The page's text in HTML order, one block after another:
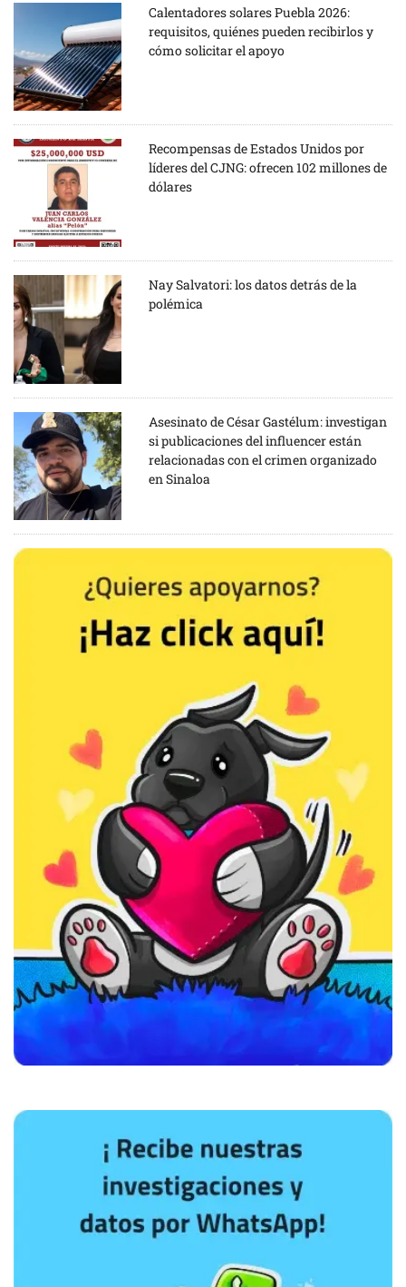
Calentadores solares Puebla 2026:
requisitos, quiénes pueden recibirlos y
cómo solicitar el apoyo
Recompensas de Estados Unidos por
líderes del CJNG: ofrecen 102 millones de
dólares
Nay Salvatori: los datos detrás de la
polémica
Asesinato de César Gastélum: investigan
si publicaciones del influencer están
relacionadas con el crimen organizado
en Sinaloa